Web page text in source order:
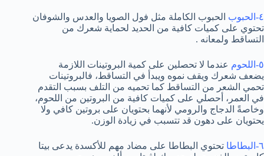
٤-الحبوب
الحبوب الكاملة مثل فول الصویا والعدس والشوفان
تحتوي على كمیات كافیة من الحدید لحمایة شعرك من
التساقط ولمعانه .
٥-اللحوم
عندما لا تحصلین على كمیة البروتینات اللازمة
یضعف شعرك ویقف نموه ویبدأ في التساقط، فالبروتینات
تحمي الشعر من التساقط كما تحمیه من التلف بسبب التقدم
في العمر، أحصلي على كمیات كافیة من البروتین من اللحوم،
وخاصةً الدجاج والرومي لأنھما بحتویان على بروتین كافي ولا
یحتویان على دھون قد تتسبب في زیادة الوزن.
٦-البطاطا
تحتوي البطاطا على مضاد مھم للأكسدة یدعى بیتا